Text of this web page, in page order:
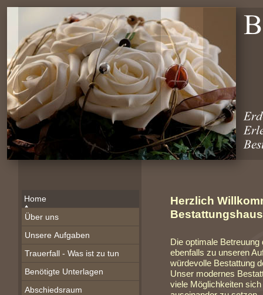
Home
Über uns
Unsere Aufgaben
Trauerfall - Was ist zu tun
Benötigte Unterlagen
Abschiedsraum
Die optimale
ebenfalls zu unseren
würdevolle Bestattung
Unser modernes
viele Möglichkeiten
Herzlich